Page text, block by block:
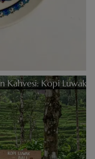
Kahvesi: Kopi Luwak